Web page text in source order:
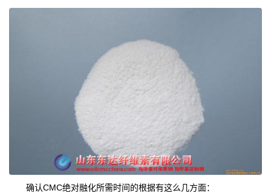
确认CMC绝对融化所需时间的根据有这么几方面：